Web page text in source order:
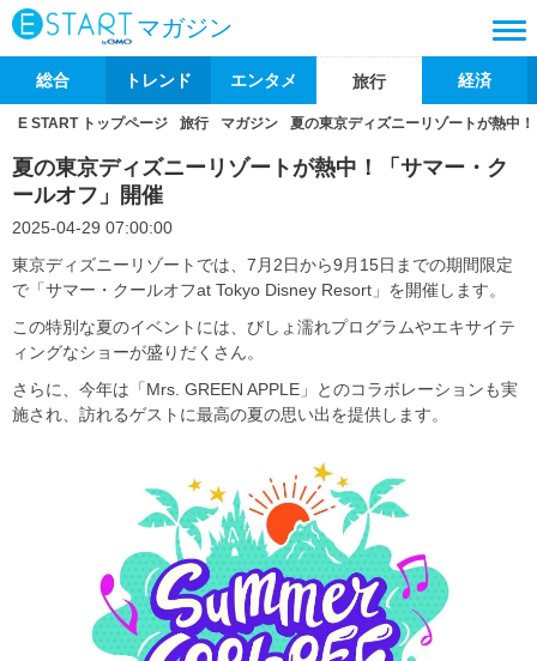
マガジン
総合 トレンド エンタメ 旅行 経済
E START トップページ 旅行 マガジン 夏の東京ディズニーリゾートが熱中
夏の東京ディズニーリゾートが熱中！「サマー・ク
ールオフ」開催
2025-04-29 07:00:00
東京ディズニーリゾートでは、7月2日から9月15日までの期間限定
で「サマー・クールオフat Tokyo Disney Resort」を開催します。
この特別な夏のイベントには、びしょ濡れプログラムやエキサイテ
ィングなショーが盛りだくさん。
さらに、今年は「Mrs. GREEN APPLE」とのコラボレーションも実
施され、訪れるゲストに最高の夏の思い出を提供します。